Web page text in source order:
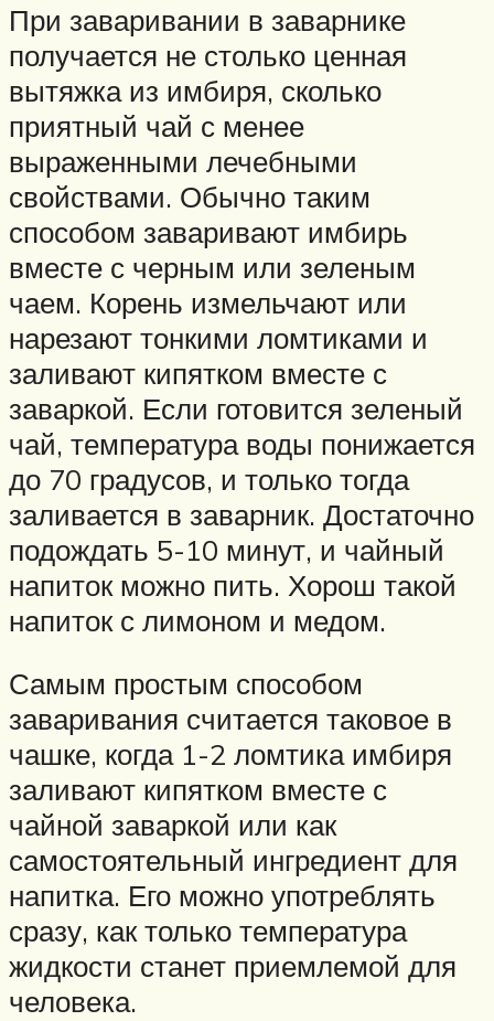
При заваривании в заварнике
получается не столько ценная
вытяжка из имбиря, сколько
приятный чай с менее
выраженными лечебными
свойствами. Обычно таким
способом заваривают имбирь
вместе с черным или зеленым
чаем. Корень измельчают или
нарезают тонкими ломтиками и
заливают кипятком вместе с
заваркой. Если готовится зеленый
чай, температура воды понижается
до 70 градусов, и только тогда
заливается в заварник. Достаточно
подождать 5-10 минут, и чайный
напиток можно пить. Хорош такой
напиток с лимоном и медом.
Самым простым способом
заваривания считается таковое в
чашке, когда 1-2 ломтика имбиря
заливают кипятком вместе с
чайной заваркой или как
самостоятельный ингредиент для
напитка. Его можно употреблять
сразу, как только температура
жидкости станет приемлемой для
человека.